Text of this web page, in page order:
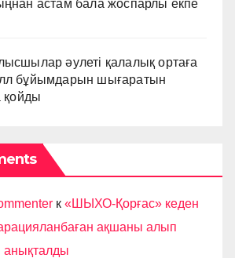
астам бала жоспарлы екпе
әулеті қалалық ортаға
бұйымдарын шығаратын
қойды
к «ШЫХО-Қорғас» кеден
ақшаны алып
анықталды